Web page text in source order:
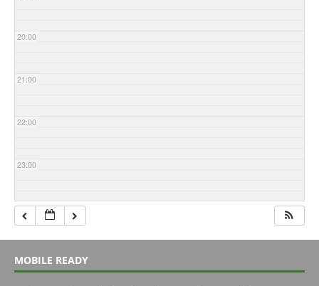
20:00
21:00
22:00
23:00
MOBILE READY